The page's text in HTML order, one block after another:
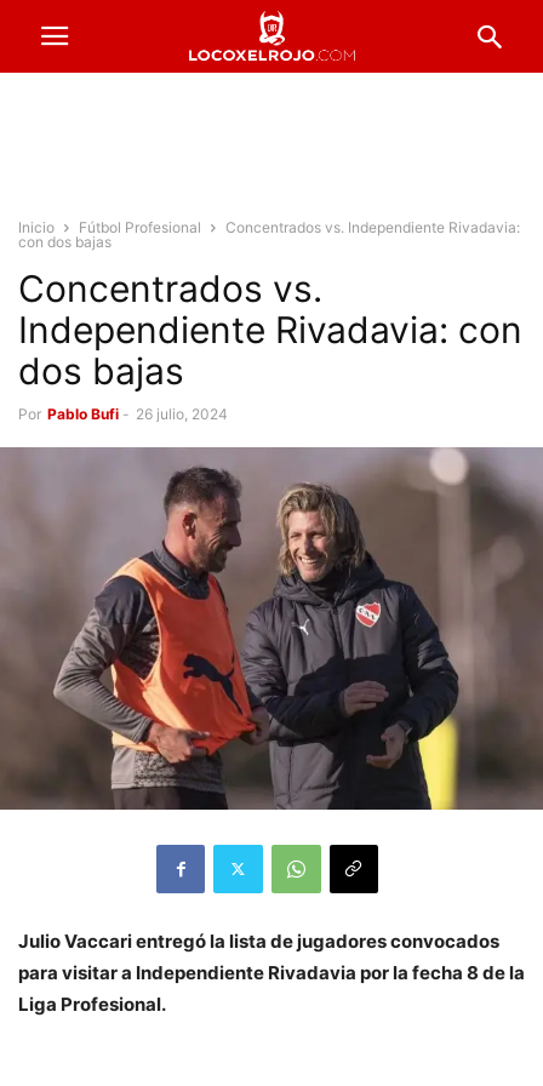
Inicio Fútbol Profesional
Concentrados vs. Independiente Rivadavia:
con dos bajas
Concentrados vs.
Independiente Rivadavia: con
dos bajas
Por Pablo Bufi - 26 julio, 2024
Julio Vaccari entregó la lista de jugadores convocados
para visitar a Independiente Rivadavia por la fecha 8 de la
Liga Profesional.